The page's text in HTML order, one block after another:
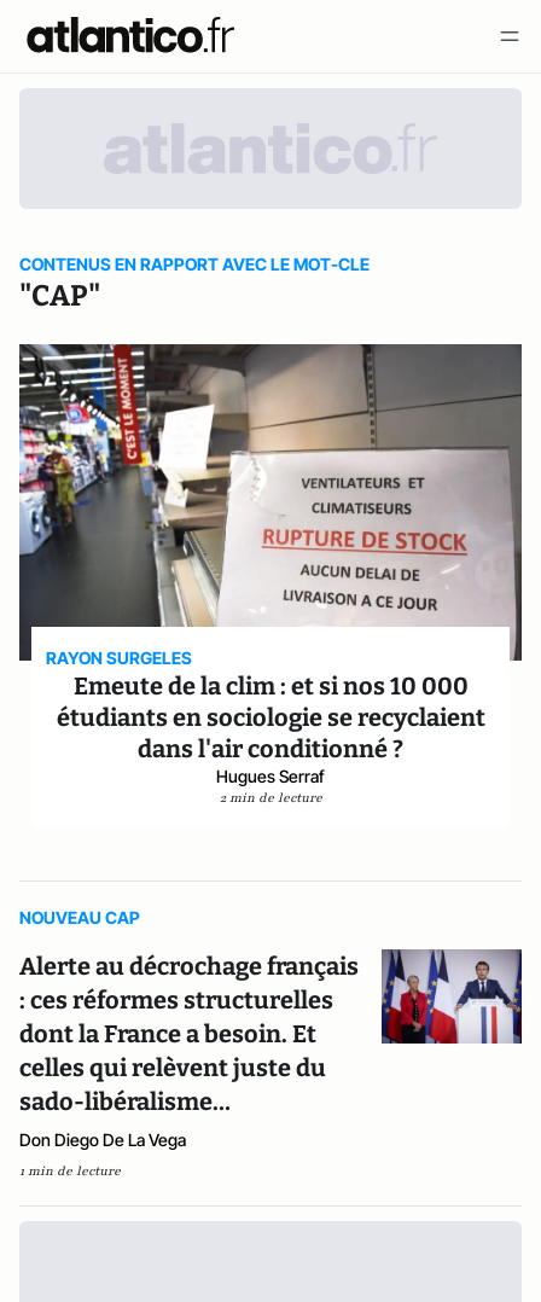
CONTENUS EN RAPPORT AVEC LE MOT-CLE
"CAP"
RAYON SURGELES
Emeute de la clim : et si nos 10 000
étudiants en sociologie se recyclaient
dans l'air conditionné ?
Hugues Serraf
2 min de lecture
NOUVEAU CAP
Alerte au décrochage français
: ces réformes structurelles
dont la France a besoin. Et
celles qui relèvent juste du
sado-libéralisme…
Don Diego De La Vega
1 min de lecture